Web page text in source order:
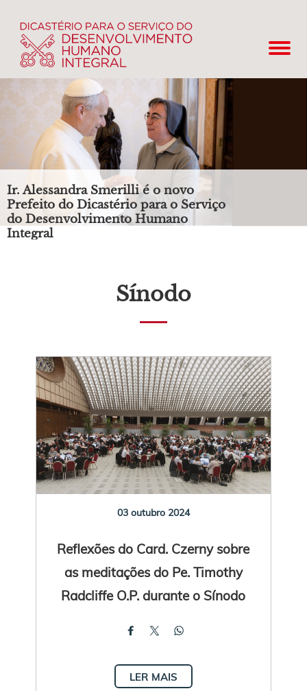
Ir. Alessandra Smerilli é o novo
Prefeito do Dicastério para o Serviço
do Desenvolvimento Humano
Integral
Sínodo
03 outubro 2024
Reflexões do Card. Czerny sobre
as meditações do Pe. Timothy
Radcliffe O.P. durante o Sínodo
LER MAIS